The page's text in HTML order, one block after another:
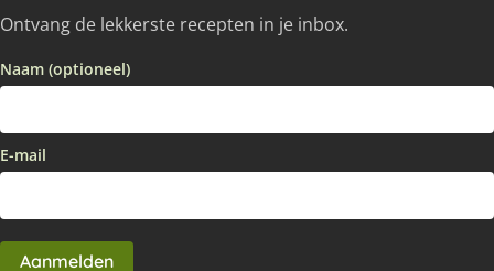
Ontvang de lekkerste recepten in je inbox.
Naam (optioneel)
E-mail
Aanmelden